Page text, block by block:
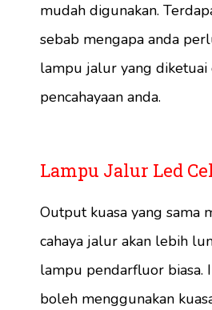
mudah digunakan.
sebab mengapa anda
lampu jalur yang
pencahayaan anda.
Lampu Jalur Led
Output kuasa yang sama
cahaya jalur akan lebih
lampu pendarfluor biasa.
boleh menggunakan